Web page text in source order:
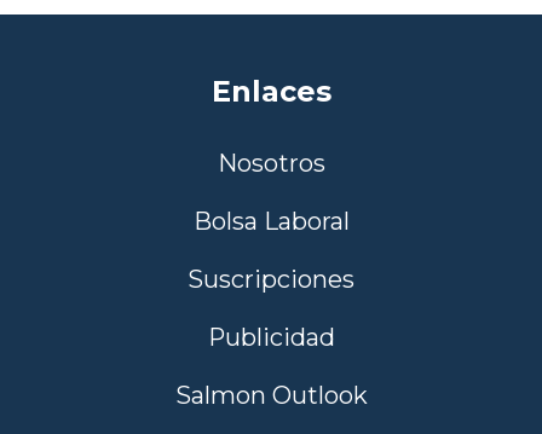
Enlaces
Nosotros
Bolsa Laboral
Suscripciones
Publicidad
Salmon Outlook